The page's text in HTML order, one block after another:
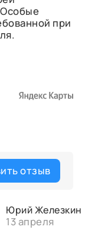
Особые
при
отзыв
Юрий Железкин
13 апреля